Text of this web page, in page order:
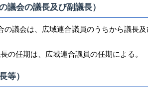
議会の議長及び副議長）
議会は、広域連合議員のうちから議長
の任期は、広域連合議員の任期による。
等）